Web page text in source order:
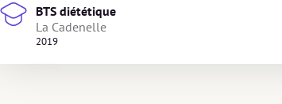
BTS diététique
La Cadenelle
2019